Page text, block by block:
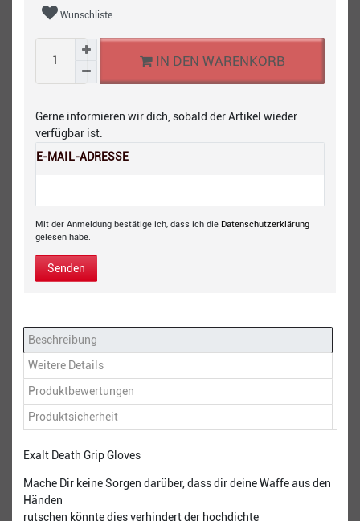
Wunschliste
IN DEN WARENKORB
Gerne informieren wir dich, sobald der Artikel wieder
verfügbar ist.
E-MAIL-ADRESSE
Mit der Anmeldung bestätige ich, dass ich die Daten­schutz­erklärung
gelesen habe.
Senden
Beschreibung
Weitere Details
Produktbewertungen
Produktsicherheit
Exalt Death Grip Gloves
Mache Dir keine Sorgen darüber, dass dir deine Waffe aus den
Händen
rutschen könnte dies verhindert der hochdichte